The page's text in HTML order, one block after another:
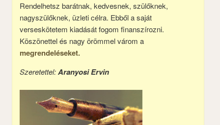
Rendelhetsz barátnak, kedvesnek, szülőknek,
nagyszülőknek, üzleti célra. Ebből a saját
verseskötetem kiadását fogom finanszírozni.
Köszönettel és nagy örömmel várom a
megrendeléseket.
Szeretettel:Aranyosi Ervin